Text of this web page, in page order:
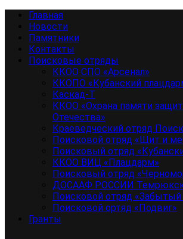
Перейти
содержимому
Основное
меню
Главная
Новости
Памятники
Контакты
Поисковые отряды
ККОО СПО «Арсенал»
ККОПО «Кубанский
Каскад-Т
ККОО «Охрана памяти
Отечества»
Краеведческий отряд Поиск
Поисковой отряд «Щит и
Поисковый отряд
ККОО ВИЦ «Плацдарм»
Поисковый отряд
ДОСААФ РОССИИ
Поисковой отряд «Забытый
Поисковой ортяд «Подвиг»
Гранты